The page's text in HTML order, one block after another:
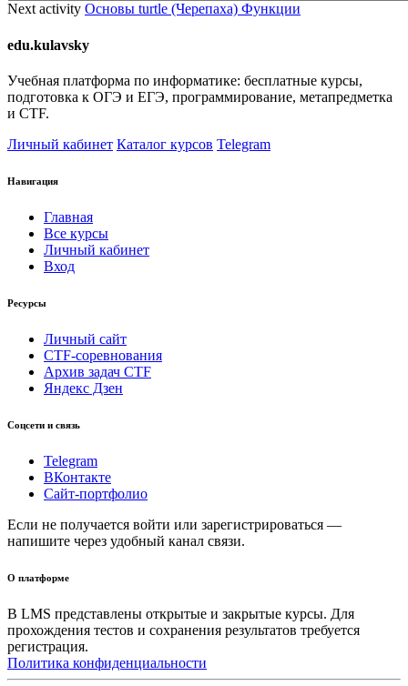
Next activity Основы turtle (Черепаха) Функции
edu.kulavsky
Учебная платформа по информатике: бесплатные курсы,
подготовка к ОГЭ и ЕГЭ, программирование, метапредметка
и CTF.
Личный кабинет Каталог курсов Telegram
Навигация
Главная
Все курсы
Личный кабинет
Вход
Ресурсы
Личный сайт
CTF-соревнования
Архив задач CTF
Яндекс Дзен
Соцсети и связь
Telegram
ВКонтакте
Сайт-портфолио
Если не получается войти или зарегистрироваться —
напишите через удобный канал связи.
О платформе
В LMS представлены открытые и закрытые курсы. Для
прохождения тестов и сохранения результатов требуется
регистрация.
Политика конфиденциальности